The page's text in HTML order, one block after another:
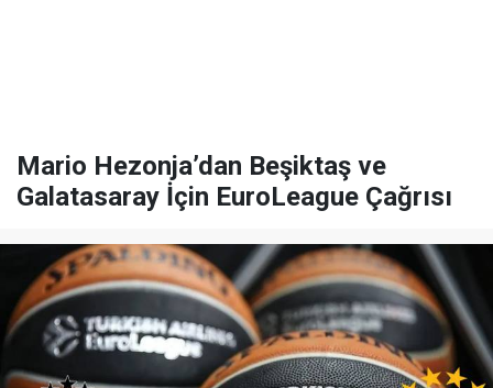
Mario Hezonja’dan Beşiktaş ve
Galatasaray İçin EuroLeague Çağrısı